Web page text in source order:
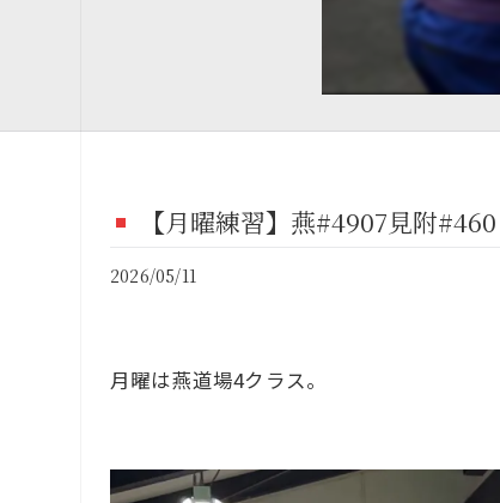
【月曜練習】燕#4907見附#460
2026/05/11
月曜は燕道場4クラス。